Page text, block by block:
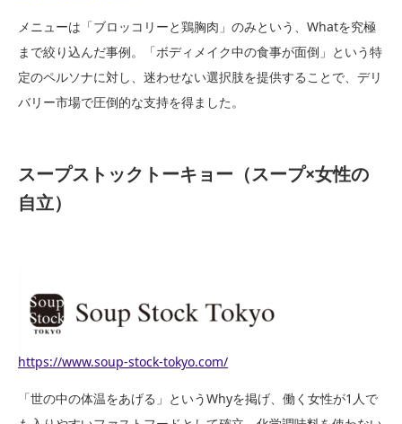
メニューは「ブロッコリーと鶏胸肉」のみという、Whatを究極
まで絞り込んだ事例。「ボディメイク中の食事が面倒」という特
定のペルソナに対し、迷わせない選択肢を提供することで、デリ
バリー市場で圧倒的な支持を得ました。
スープストックトーキョー（スープ×女性の
自立）
https://www.soup-stock-tokyo.com/
「世の中の体温をあげる」というWhyを掲げ、働く女性が1人で